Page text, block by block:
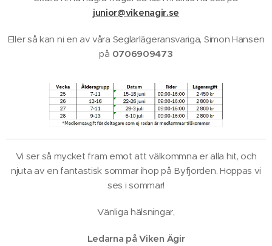
junior@vikenagir.se
Eller så kan ni en av våra Seglarlägeransvariga, Simon Hansen
på 0706909473
Vi ser så mycket fram emot att välkommna er alla hit, och
njuta av en fantastisk sommar ihop på Byfjorden. Hoppas vi
ses i sommar!
Vänliga hälsningar,
Ledarna på Viken Ägir